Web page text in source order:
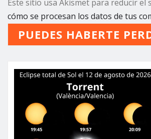
Este sitio usa Akismet para reducir el
cómo se procesan los datos de tus
PUEDES HABERTE